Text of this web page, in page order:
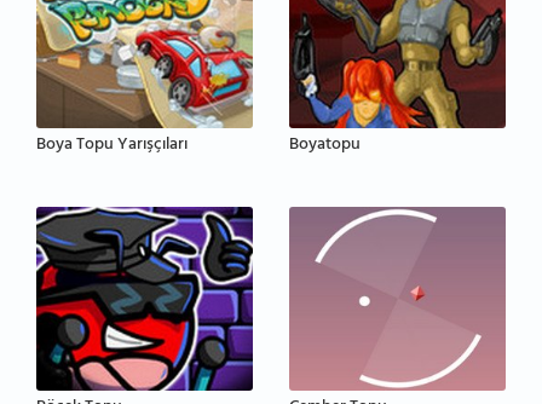
Boya Topu Yarışçıları Boyatopu